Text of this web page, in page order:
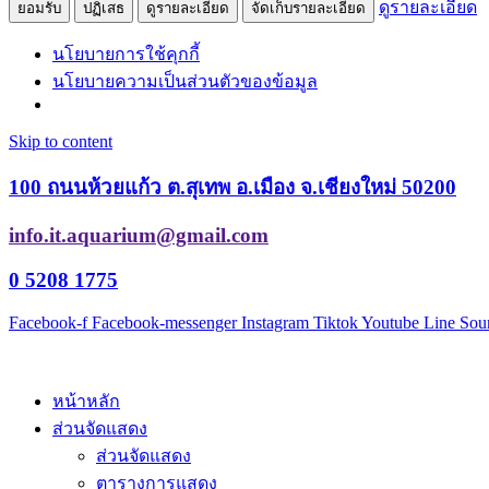
ยอมรับ ปฏิเสธ ดูรายละเอียด จัดเก็บรายละเอียด ดูรายละเอียด
นโยบายการใช้คุกกี้
นโยบายความเป็นส่วนตัวของข้อมูล
Skip to content
100 ถนนห้วยแก้ว ต.สุเทพ อ.เมือง จ.เชียงใหม่ 50200
info.it.aquarium@gmail.com
0 5208 1775
Facebook-f Facebook-messenger Instagram TiktokYoutube Line
หน้าหลัก
ส่วนจัดแสดง
ส่วนจัดแสดง
ตารางการแสดง